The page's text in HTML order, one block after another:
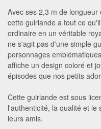
Avec ses 2,3 m de
cette guirlande a tout ce
ordinaire en un véritable
ne s'agit pas d'une simple
personnages
affiche un design coloré et
épisodes que nos petits
Cette guirlande est sous
l'authenticité, la qualité et
leurs amis.